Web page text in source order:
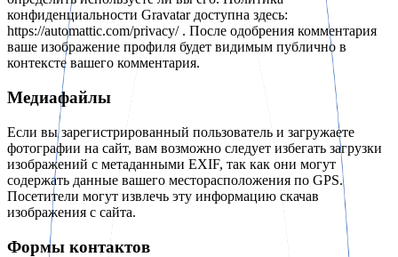
конфиденциальности Gravatar доступна здесь:
https://automattic.com/privacy/ . После одобрения комментария
ваше изображение профиля будет видимым публично в
контексте вашего комментария.
Медиафайлы
Если вы зарегистрированный пользователь и загружаете
фотографии на сайт, вам возможно следует избегать загрузки
изображений с метаданными EXIF, так как они могут
содержать данные вашего месторасположения по GPS.
Посетители могут извлечь эту информацию скачав
изображения с сайта.
Формы контактов